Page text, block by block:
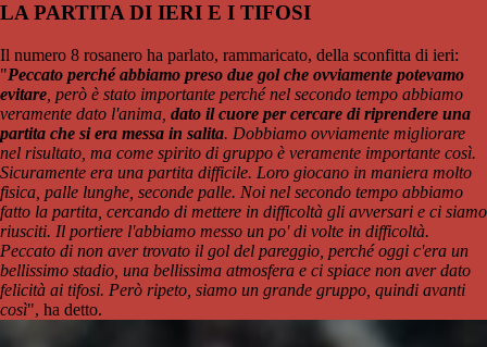
LA PARTITA DI IERI E I TIFOSI
Il numero 8 rosanero ha parlato, rammaricato, della sconfitta di ieri:
"Peccato perché abbiamo preso due gol che ovviamente potevamo
evitare , però è stato importante perché nel secondo tempo abbiamo
veramente dato l'anima, dato il cuore per cercare di riprendere una
partita che si era messa in salita. Dobbiamo ovviamente migliorare
nel risultato, ma come spirito di gruppo è veramente importante così.
Sicuramente era una partita difficile. Loro giocano in maniera molto
fisica, palle lunghe, seconde palle. Noi nel secondo tempo abbiamo
fatto la partita, cercando di mettere in difficoltà gli avversari e ci siamo
riusciti. Il portiere l'abbiamo messo un po' di volte in difficoltà.
Peccato di non aver trovato il gol del pareggio, perché oggi c'era un
bellissimo stadio, una bellissima atmosfera e ci spiace non aver dato
felicità ai tifosi. Però ripeto, siamo un grande gruppo, quindi avanti
così", ha detto.